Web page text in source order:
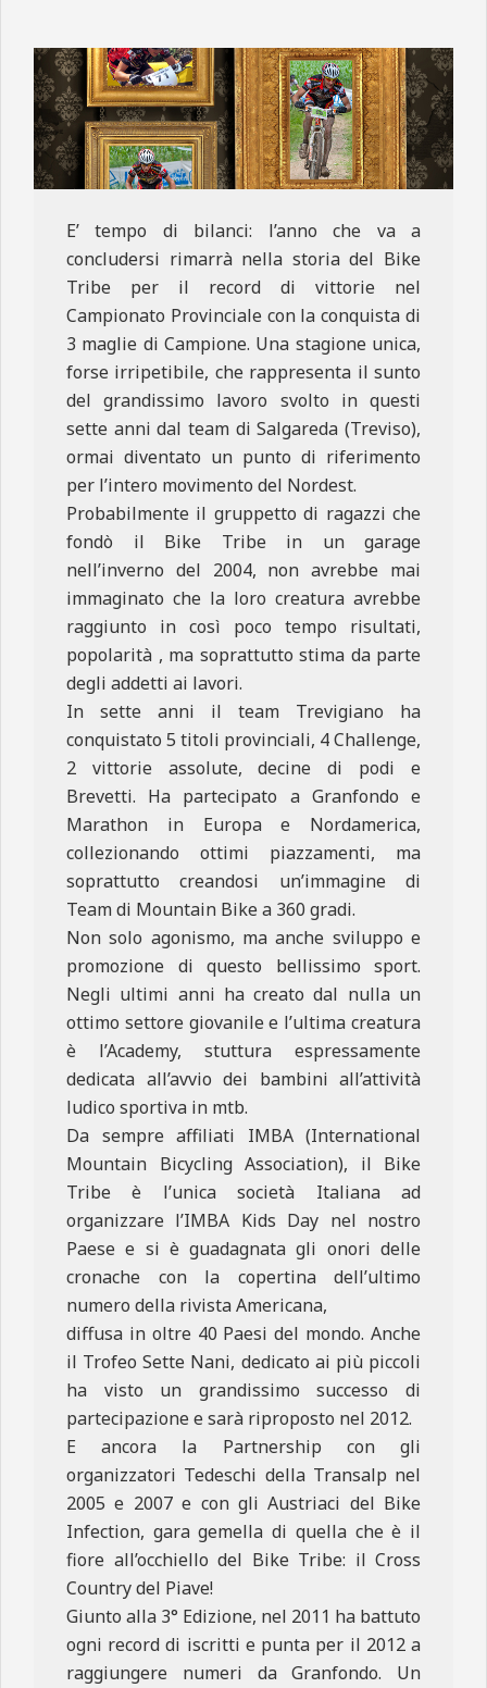
E
E’ tempo di bilanci: l’anno che va a
concludersi rimarrà nella storia del Bike
Tribe per il record di vittorie nel
Campionato Provinciale con la conquista di
3 maglie di Campione. Una stagione unica,
forse irripetibile, che rappresenta il sunto
del grandissimo lavoro svolto in questi
sette anni dal team di Salgareda (Treviso),
ormai diventato un punto di riferimento
per l’intero movimento del Nordest.
Probabilmente il gruppetto di ragazzi che
fondò il Bike Tribe in un garage
nell’inverno del 2004, non avrebbe mai
immaginato che la loro creatura avrebbe
raggiunto in così poco tempo risultati,
popolarità , ma soprattutto stima da parte
degli addetti ai lavori.
In sette anni il team Trevigiano ha
conquistato 5 titoli provinciali, 4 Challenge,
2 vittorie assolute, decine di podi e
Brevetti. Ha partecipato a Granfondo e
Marathon in Europa e Nordamerica,
collezionando ottimi piazzamenti, ma
soprattutto creandosi un’immagine di
Team di Mountain Bike a 360 gradi.
Non solo agonismo, ma anche sviluppo e
promozione di questo bellissimo sport.
Negli ultimi anni ha creato dal nulla un
ottimo settore giovanile e l’ultima creatura
è l’Academy, stuttura espressamente
dedicata all’avvio dei bambini all’attività
ludico sportiva in mtb.
Da sempre affiliati IMBA (International
Mountain Bicycling Association), il Bike
Tribe è l’unica società Italiana ad
organizzare l’IMBA Kids Day nel nostro
Paese e si è guadagnata gli onori delle
cronache con la copertina dell’ultimo
numero della rivista Americana,
diffusa in oltre 40 Paesi del mondo. Anche
il Trofeo Sette Nani, dedicato ai più piccoli
ha visto un grandissimo successo di
partecipazione e sarà riproposto nel 2012.
E ancora la Partnership con gli
organizzatori Tedeschi della Transalp nel
2005 e 2007 e con gli Austriaci del Bike
Infection, gara gemella di quella che è il
fiore all’occhiello del Bike Tribe: il Cross
Country del Piave!
Giunto alla 3° Edizione, nel 2011 ha battuto
ogni record di iscritti e punta per il 2012 a
raggiungere numeri da Granfondo. Un